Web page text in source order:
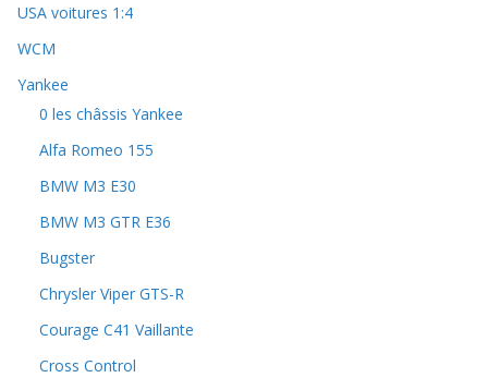
USA voitures 1:4
WCM
Yankee
0 les châssis Yankee
Alfa Romeo 155
BMW M3 E30
BMW M3 GTR E36
Bugster
Chrysler Viper GTS-R
Courage C41 Vaillante
Cross Control